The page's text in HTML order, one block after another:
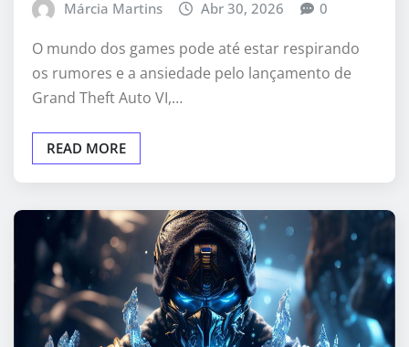
Márcia Martins Abr 30, 2026 0
O mundo dos games pode até estar respirando
os rumores e a ansiedade pelo lançamento de
Grand Theft Auto VI,…
READ MORE